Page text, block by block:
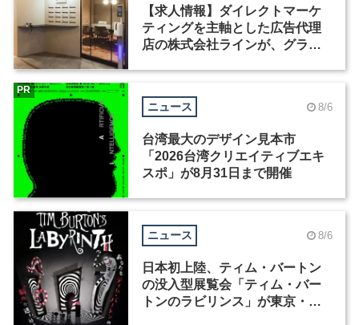
【求人情報】ダイレクトマーケ
ティングを主軸とした広告代理
店の株式会社ラインが、グラフ
ニュース 8/6
台湾最大のデザイン見本市
「2026台湾クリエイティブエキ
スポ」が8月31日まで開催
PR
ニュース 8/6
日本初上陸、ティム・バートン
の没入型展覧会「ティム・バー
トンのラビリンス」が東京・豊